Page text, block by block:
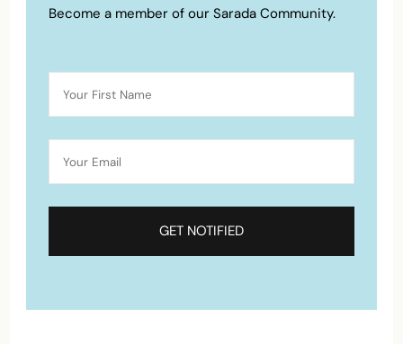
Become a member of our Sarada Community.